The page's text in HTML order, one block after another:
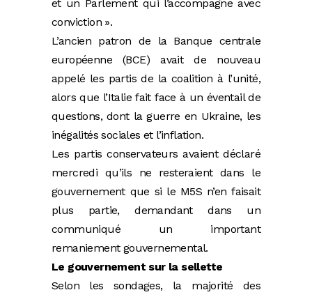
et un Parlement qui l’accompagne avec
conviction ».
L’ancien patron de la Banque centrale
européenne (BCE) avait de nouveau
appelé les partis de la coalition à l’unité,
alors que l’Italie fait face à un éventail de
questions, dont la guerre en Ukraine, les
inégalités sociales et l’inflation.
Les partis conservateurs avaient déclaré
mercredi qu’ils ne resteraient dans le
gouvernement que si le M5S n’en faisait
plus partie, demandant dans un
communiqué un important
remaniement gouvernemental.
Le gouvernement sur la sellette
Selon les sondages, la majorité des